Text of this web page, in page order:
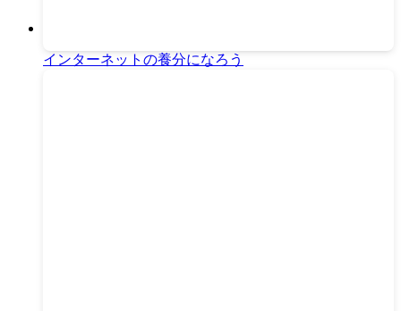
インターネットの養分になろう